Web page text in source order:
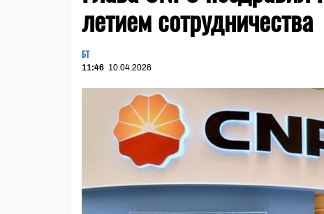
летием сотрудничества
БТ
11:46 10.04.2026